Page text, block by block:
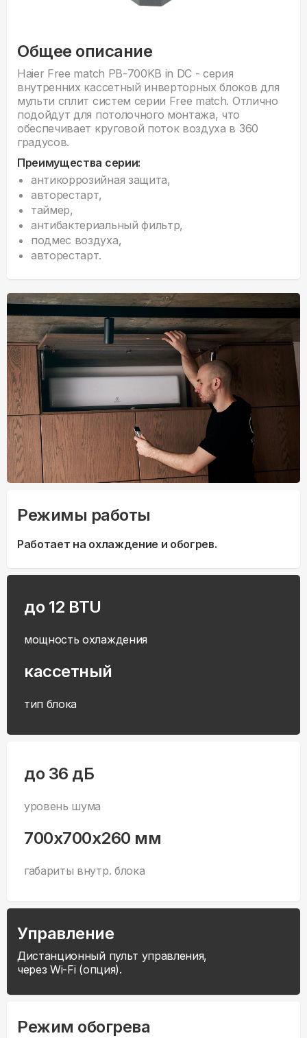
Общее описание
Haier Free match PB-700KB in DC - серия
внутренних кассетный инверторных блоков для
мульти сплит систем серии Free match. Отлично
подойдут для потолочного монтажа, что
обеспечивает круговой поток воздуха в 360
градусов.
Преимущества серии:
антикоррозийная защита,
авторестарт,
таймер,
антибактериальный фильтр,
подмес воздуха,
авторестарт.
Режимы работы
Работает на охлаждение и обогрев.
до 12 BTU
мощность охлаждения
кассетный
тип блока
до 36 дБ
уровень шума
700x700x260 мм
габариты внутр. блока
Управление
Дистанционный пульт управления,
через Wi-Fi (опция).
Режим обогрева